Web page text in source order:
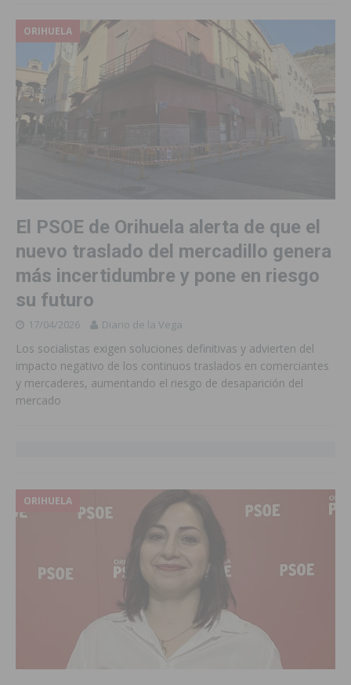
ORIHUELA
El PSOE de Orihuela alerta de que el
nuevo traslado del mercadillo genera
más incertidumbre y pone en riesgo
su futuro
17/04/2026 Diario de la Vega
Los socialistas exigen soluciones definitivas y advierten del
impacto negativo de los continuos traslados en comerciantes
y mercaderes, aumentando el riesgo de desaparición del
mercado
ORIHUELA